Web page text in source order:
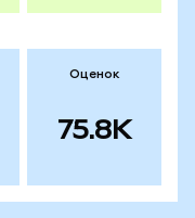
Оценок
75.8K